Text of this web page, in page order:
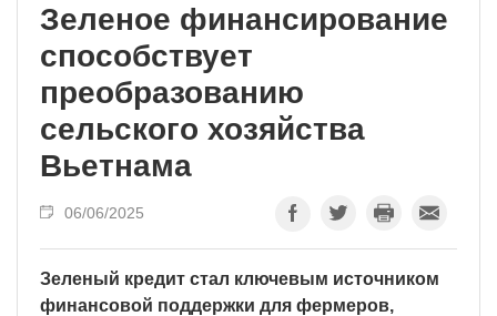
Зеленое финансирование
способствует
преобразованию
сельского хозяйства
Вьетнама
06/06/2025
Зеленый кредит стал ключевым источником
финансовой поддержки для фермеров,